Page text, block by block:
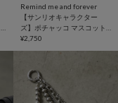
Remind me and forever
【サンリオキャラクター
ズ】ポチャッコ マスコット
チャーム
¥2,750